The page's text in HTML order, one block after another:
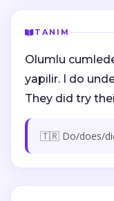
TANIM
Olumlu
yapilir. I do
They did try
🇹🇷 Do/does/